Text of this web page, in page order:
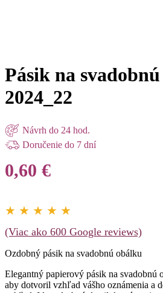
Pásik na
2024_22
Návrh do 24 hod.
Doručenie do 7 dní
0,60 €
★ ★ ★ ★ ★
(Viac ako 600 Google reviews)
Ozdobný pásik na svadobnú obálku
Elegantný papierový pásik na svadobnú
aby dotvoril vzhľad vášho oznámenia a